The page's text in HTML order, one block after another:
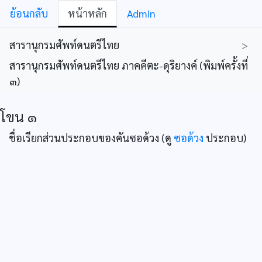
ย้อนกลับ หน้าหลัก Admin
สารานุกรมศัพท์ดนตรีไทย
>
สารานุกรมศัพท์ดนตรีไทย ภาคคีตะ-ดุริยางค์ (พิมพ์ครั้งที่
๓)
โขน ๑
ชื่อเรียกส่วนประกอบของคันซอด้วง (ดู ซอด้วง ประกอบ)